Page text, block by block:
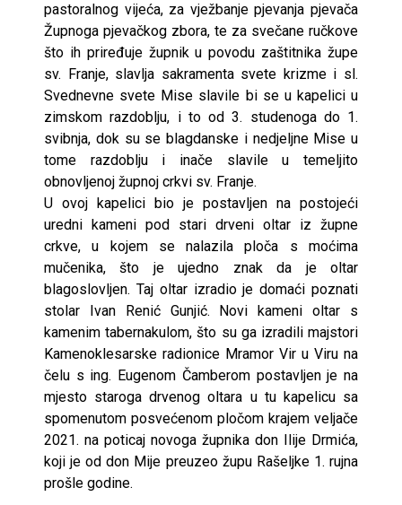
pastoralnog vijeća, za vježbanje pjevanja pjevača
Župnoga pjevačkog zbora, te za svečane ručkove
što ih priređuje župnik u povodu zaštitnika župe
sv. Franje, slavlja sakramenta svete krizme i sl.
Svednevne svete Mise slavile bi se u kapelici u
zimskom razdoblju, i to od 3. studenoga do 1.
svibnja, dok su se blagdanske i nedjeljne Mise u
tome razdoblju i inače slavile u temeljito
obnovljenoj župnoj crkvi sv. Franje.
U ovoj kapelici bio je postavljen na postojeći
uredni kameni pod stari drveni oltar iz župne
crkve, u kojem se nalazila ploča s moćima
mučenika, što je ujedno znak da je oltar
blagoslovljen. Taj oltar izradio je domaći poznati
stolar Ivan Renić Gunjić. Novi kameni oltar s
kamenim tabernakulom, što su ga izradili majstori
Kamenoklesarske radionice Mramor Vir u Viru na
čelu s ing. Eugenom Čamberom postavljen je na
mjesto staroga drvenog oltara u tu kapelicu sa
spomenutom posvećenom pločom krajem veljače
2021. na poticaj novoga župnika don Ilije Drmića,
koji je od don Mije preuzeo župu Rašeljke 1. rujna
prošle godine.